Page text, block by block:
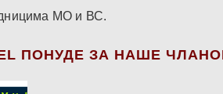
МО и ВС.
ПОНУДЕ ЗА НАШЕ